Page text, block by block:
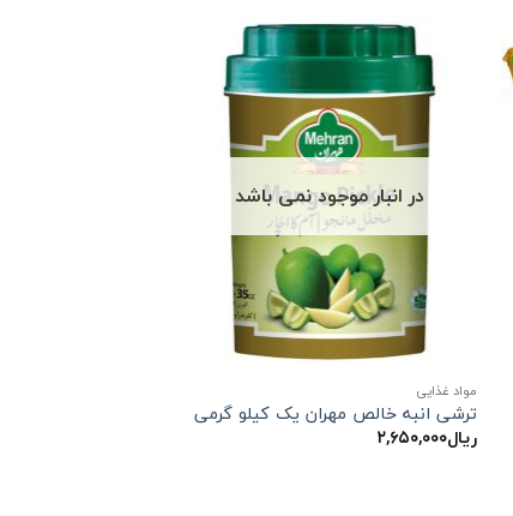
در انبار موجود نمی باشد
مواد غذایی
ترشی انبه خالص مهران یک کیلو گرمی
ریال۲,۶۵۰,۰۰۰